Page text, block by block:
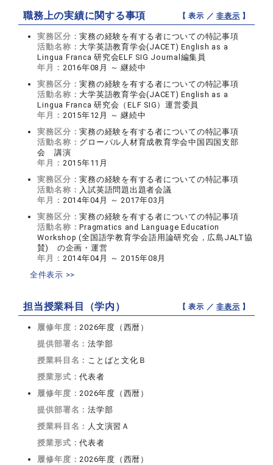
職務上の実績に関する事項 【 表示 ／非表示 】
実務区分：実務の経験を有する者についての特記事項
活動名称： 大学英語教育学会(JACET) English as a
Lingua Franca 研究会ELF SIG Journal編集員
年月： 2016年08月 ～ 継続中
実務区分：実務の経験を有する者についての特記事項
活動名称： 大学英語教育学会(JACET) English as a
Lingua Franca 研究会（ELF SIG）運営委員
年月： 2015年12月 ～ 継続中
実務区分：実務の経験を有する者についての特記事項
活動名称： グローバル人材育成教育学会中国四国支部
会 講演
年月： 2015年11月
実務区分：実務の経験を有する者についての特記事項
活動名称： 入試英語問題出題者会議
年月： 2014年04月 ～ 2017年03月
実務区分：実務の経験を有する者についての特記事項
活動名称：Pragmatics and Language Education
Workshop (全国語学教育学会語用論研究会，広島JALT協
賛) の企画・運営
年月： 2014年04月 ～ 2015年08月
全件表示 >>
担当授業科目（学内） 【 表示 ／非表示 】
履修年度：2026年度（西暦）
提供部署名：法学部
授業科目名： ことばと文化Ｂ
授業形式：代表者
履修年度：2026年度（西暦）
提供部署名：法学部
授業科目名： 人文演習Ａ
授業形式：代表者
履修年度：2026年度（西暦）